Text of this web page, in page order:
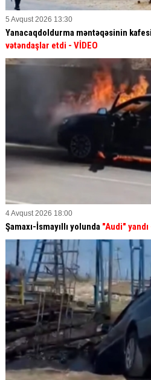
5 Avqust 2026 13:30
Yanacaqdoldurma məntəqəsinin
vətəndaşlar etdi - VİDEO
4 Avqust 2026 18:00
Şamaxı-İsmayıllı yolunda "Audi" yandı